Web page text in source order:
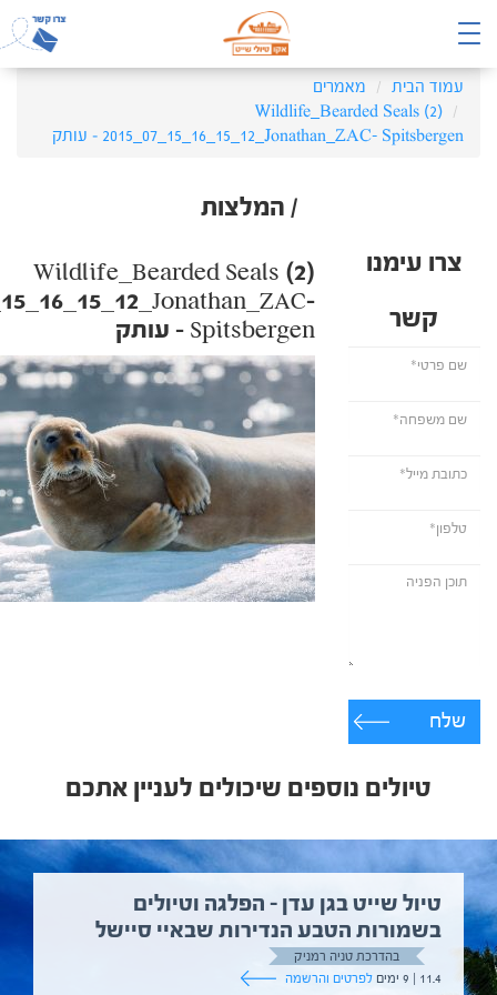
עמוד הבית
מאמרים
‏‏Wildlife_Bearded Seals (2)
2015_07_15_16_15_12_Jonathan_ZAC- Spitsbergen – עותק
/ המלצות
צרו עימנו
קשר
שלח
‏‏Wildlife_Bearded Seals (2)
Spitsbergen – עותק
טיולים נוספים שיכולים לעניין אתכם
טיול שייט בגן עדן – הפלגה וטיולים
בשמורות הטבע הנדירות שבאיי סיישל
בהדרכת טניה רמניק
11.4 | 9 ימים
לפרטים והרשמה